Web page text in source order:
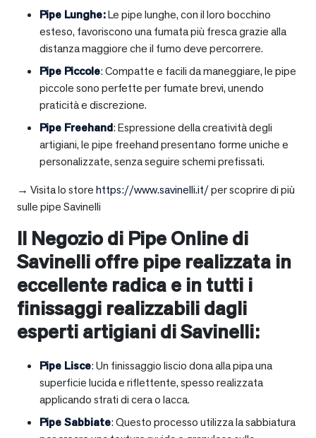
Pipe Lunghe:Le pipe lunghe, con il loro bocchino
esteso, favoriscono una fumata più fresca grazie alla
distanza maggiore che il fumo deve percorrere.
Pipe Piccole: Compatte e facili da maneggiare, le pipe
piccole sono perfette per fumate brevi, unendo
praticità e discrezione.
Pipe Freehand: Espressione della creatività degli
artigiani, le pipe freehand presentano forme uniche e
personalizzate, senza seguire schemi prefissati.
→ Visita lo storehttps://www.savinelli.it/per scoprire di più
sulle pipe Savinelli
Il Negozio di Pipe Online di
Savinelli offre pipe realizzata in
eccellente radica e in tutti i
finissaggi realizzabili dagli
esperti artigiani di Savinelli:
Pipe Lisce: Un finissaggio liscio dona alla pipa una
superficie lucida e riflettente, spesso realizzata
applicando strati di cera o lacca.
Pipe Sabbiate: Questo processo utilizza la sabbiatura